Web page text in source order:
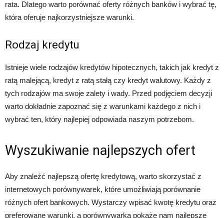
rata. Dlatego warto porównać oferty różnych banków i wybrać tę,
która oferuje najkorzystniejsze warunki.
Rodzaj kredytu
Istnieje wiele rodzajów kredytów hipotecznych, takich jak kredyt z
ratą malejącą, kredyt z ratą stałą czy kredyt walutowy. Każdy z
tych rodzajów ma swoje zalety i wady. Przed podjęciem decyzji
warto dokładnie zapoznać się z warunkami każdego z nich i
wybrać ten, który najlepiej odpowiada naszym potrzebom.
Wyszukiwanie najlepszych ofert
Aby znaleźć najlepszą ofertę kredytową, warto skorzystać z
internetowych porównywarek, które umożliwiają porównanie
różnych ofert bankowych. Wystarczy wpisać kwotę kredytu oraz
preferowane warunki, a porównywarka pokaże nam najlepsze